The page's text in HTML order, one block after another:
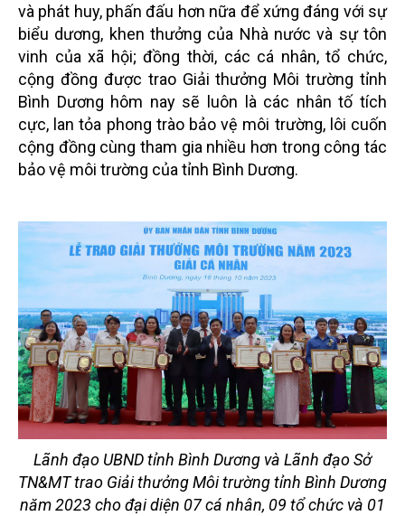
và phát huy, phấn đấu hơn nữa để xứng đáng với sự
biểu dương, khen thưởng của Nhà nước và sự tôn
vinh của xã hội; đồng thời, các cá nhân, tổ chức,
cộng đồng được trao Giải thưởng Môi trường tỉnh
Bình Dương hôm nay sẽ luôn là các nhân tố tích
cực, lan tỏa phong trào bảo vệ môi trường, lôi cuốn
cộng đồng cùng tham gia nhiều hơn trong công tác
bảo vệ môi trường của tỉnh Bình Dương.
Lãnh đạo UBND tỉnh Bình Dương và Lãnh đạo Sở
TN&MT trao Giải thưởng Môi trường tỉnh Bình Dương
năm 2023 cho đại diện 07 cá nhân, 09 tổ chức và 01